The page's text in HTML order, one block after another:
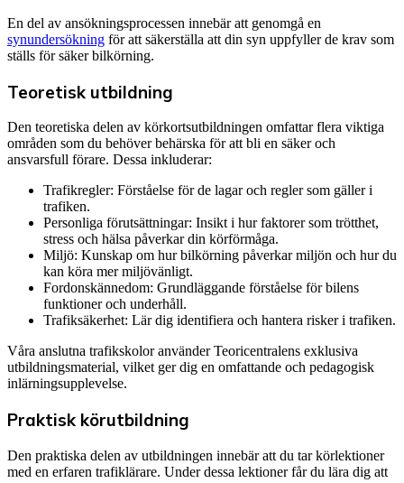
En del av ansökningsprocessen innebär att genomgå en
synundersökning för att säkerställa att din syn uppfyller de krav som
ställs för säker bilkörning.
Teoretisk utbildning
Den teoretiska delen av körkortsutbildningen omfattar flera viktiga
områden som du behöver behärska för att bli en säker och
ansvarsfull förare. Dessa inkluderar:
Trafikregler: Förståelse för de lagar och regler som gäller i
trafiken.
Personliga förutsättningar: Insikt i hur faktorer som trötthet,
stress och hälsa påverkar din körförmåga.
Miljö: Kunskap om hur bilkörning påverkar miljön och hur du
kan köra mer miljövänligt.
Fordonskännedom: Grundläggande förståelse för bilens
funktioner och underhåll.
Trafiksäkerhet: Lär dig identifiera och hantera risker i trafiken.
Våra anslutna trafikskolor använder Teoricentralens exklusiva
utbildningsmaterial, vilket ger dig en omfattande och pedagogisk
inlärningsupplevelse.
Praktisk körutbildning
Den praktiska delen av utbildningen innebär att du tar körlektioner
med en erfaren trafiklärare. Under dessa lektioner får du lära dig att